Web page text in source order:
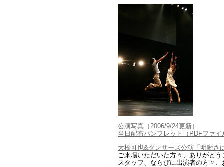
公演写真（2006/9/24更新）
当日配布パンフレット（PDFファイ
大橋可也&ダンサーズ公演「明晰さ
ご来場いただいた方々、ありがと
スタッフ、ならびに出演者の方々